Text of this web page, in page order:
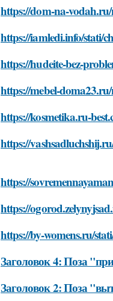
https://dom-na-
https://iamledi.info/stati/
https://hudeite-bez-
https://mebel-
https://kosmetika.ru-
https://
https://
https://
https://by-womens.ru/
Заголовок 4: Поза
Заголовок 2: Поза